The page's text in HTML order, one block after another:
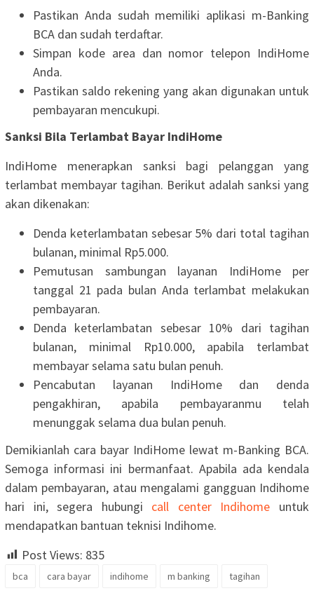
Pastikan Anda sudah memiliki aplikasi m-Banking
BCA dan sudah terdaftar.
Simpan kode area dan nomor telepon IndiHome
Anda.
Pastikan saldo rekening yang akan digunakan untuk
pembayaran mencukupi.
Sanksi Bila Terlambat Bayar IndiHome
IndiHome menerapkan sanksi bagi pelanggan yang
terlambat membayar tagihan. Berikut adalah sanksi yang
akan dikenakan:
Denda keterlambatan sebesar 5% dari total tagihan
bulanan, minimal Rp5.000.
Pemutusan sambungan layanan IndiHome per
tanggal 21 pada bulan Anda terlambat melakukan
pembayaran.
Denda keterlambatan sebesar 10% dari tagihan
bulanan, minimal Rp10.000, apabila terlambat
membayar selama satu bulan penuh.
Pencabutan layanan IndiHome dan denda
pengakhiran, apabila pembayaranmu telah
menunggak selama dua bulan penuh.
Demikianlah cara bayar IndiHome lewat m-Banking BCA.
Semoga informasi ini bermanfaat. Apabila ada kendala
dalam pembayaran, atau mengalami gangguan Indihome
hari ini, segera hubungi call center Indihome untuk
mendapatkan bantuan teknisi Indihome.
Post Views: 835
bca cara bayar indihome m banking tagihan